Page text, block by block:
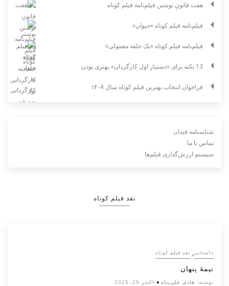
هفت قانونِ نوشتن فیلم‌نامه فیلم کوتاه
فیلم‌نامه فیلم کوتاه «حیوان»
فیلم‌نامه فیلم کوتاه «یک حلقه معمولی»
13 نکته برای «دستیار اول کارگردان» بهتری بودن
فراخوان انتخاب بهترین فیلم کوتاه سال ۱۴۰4
شناسنامه فیدان
تماس با ما
سیستم ارزش‌گذاری فیلم‌ها
نقد فیلم کوتاه
داستانی, نقد فیلم کوتاه
نیمۀ پنهان
نوشته: هادی علی‌پناه اکتبر 25, 2025